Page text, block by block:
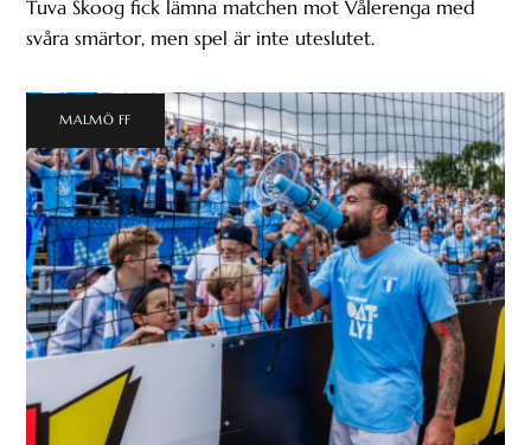
Tuva Skoog fick lämna matchen mot Vålerenga med
svåra smärtor, men spel är inte uteslutet.
MALMÖ FF